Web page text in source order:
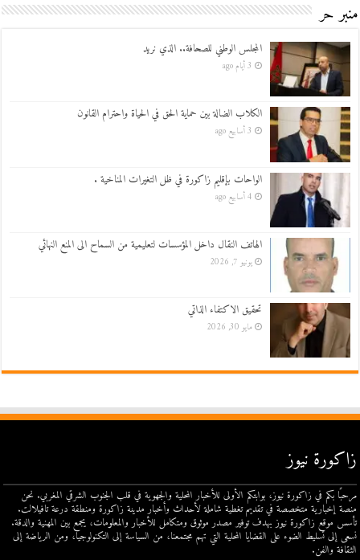
منبر حر
المجلس الوطني للصحافة.. الذي نريد
3 أيام ago
الكلاب الضالة بين حماية الحق في الحياة واحترام القانون
3 أسابيع ago
الواحات بإقليم زاكورة في ظل التغيرات المناخية .
4 أسابيع ago
الهاتف النقال داخل المؤسسات لتعليمية من السماح الى المنع النهائي
يونيو 7, 2026
تحقيق الاكتفاء الذاتي
مايو 30, 2026
زاكورة نيوز
مرحبًا بكم في زاكورة نيوز، بوابتكم الأولى للأخبار المحلية والجهوية في قلب الجنوب الشرقي المغربي. نحن
منصة إخبارية متخصصة في تقديم تغطية شاملة لأحداث وأخبار مدينة زاكورة ومنطقة درعة تافيلالت.
تأسس موقع زاكورة نيوز بهدف توفير مصدر موثوق ومتكامل للأخبار والمعلومات، يجمع بين المهنية والدقة.
نسعى إلى تسليط الضوء على القضايا المحلية التي تهم مجتمعنا، من السياسة إلى التكنولوجيا، ومن الرياضة إلى
الثقافة والفن.